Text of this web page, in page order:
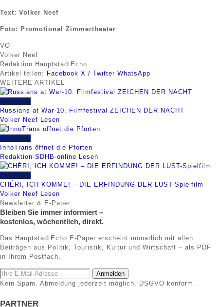
Text: Volker Neef
Foto: Promotional Zimmertheater
VO
Volker Neef
Redaktion HauptstadtEcho
Artikel teilen: Facebook X / Twitter WhatsApp
WEITERE ARTIKEL
Aktuelles
Russians at War-10. Filmfestival ZEICHEN DER NACHT
Volker Neef Lesen
Aktuelles
InnoTrans öffnet die Pforten
Redaktion-SDHB-online Lesen
Aktuelles
CHÉRI, ICH KOMME! – DIE ERFINDUNG DER LUST-Spielfilm
Volker Neef Lesen
Newsletter & E-Paper
Bleiben Sie immer informiert –
kostenlos, wöchentlich, direkt.
Das HauptstadtEcho E-Paper erscheint monatlich mit allen
Beiträgen aus Politik, Touristik, Kultur und Wirtschaft – als PDF
in Ihrem Postfach.
Anmelden
Kein Spam. Abmeldung jederzeit möglich. DSGVO-konform.
PARTNER